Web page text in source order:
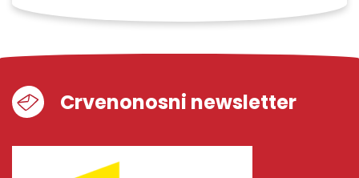
Crvenonosni newsletter